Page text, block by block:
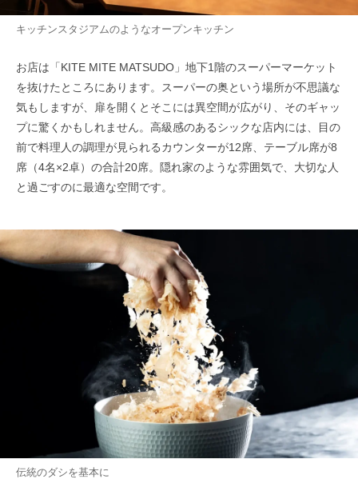
キッチンスタジアムのようなオープンキッチン
お店は「KITE MITE MATSUDO」地下1階のスーパーマーケット
を抜けたところにあります。スーパーの奥という場所が不思議な
気もしますが、扉を開くとそこには異空間が広がり、そのギャッ
プに驚くかもしれません。高級感のあるシックな店内には、目の
前で料理人の調理が見られるカウンターが12席、テーブル席が8
席（4名×2卓）の合計20席。隠れ家のような雰囲気で、大切な人
と過ごすのに最適な空間です。
伝統のダシを基本に